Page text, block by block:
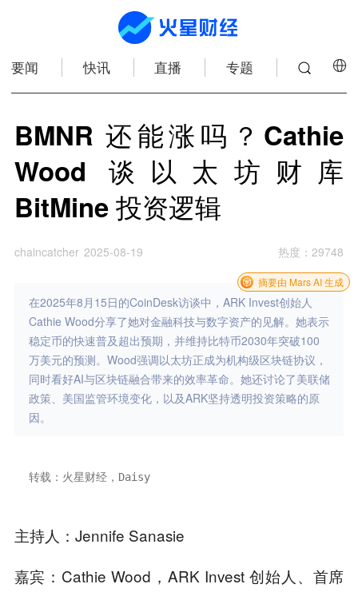
要闻 快讯 直播 专题
BMNR 还能涨吗？Cathie
Wood 谈以太坊财库
BitMine 投资逻辑
chaincatcher 2025-08-19 热度 ： 29748
在2025年8月15日的CoinDesk访谈中，ARK Invest创始人
Cathie Wood分享了她对金融科技与数字资产的见解。她表示
稳定币的快速普及超出预期，并维持比特币2030年突破100
万美元的预测。Wood强调以太坊正成为机构级区块链协议，
同时看好AI与区块链融合带来的效率革命。她还讨论了美联储
政策、美国监管环境变化，以及ARK坚持透明投资策略的原
因。
摘要由 Mars AI 生成
转载：火星财经，Daisy
主持人：Jennife Sanasie
嘉宾：Cathie Wood，ARK Invest 创始人、首席